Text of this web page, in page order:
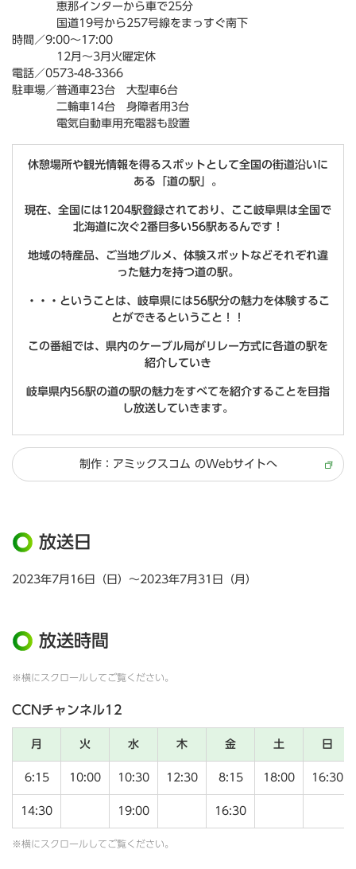
恵那インターから車で25分
国道19号から257号線をまっすぐ南下
時間／9:00～17:00
12月～3月火曜定休
電話／0573-48-3366
駐車場／普通車23台 大型車6台
二輪車14台 身障者用3台
電気自動車用充電器も設置
休憩場所や観光情報を得るスポットとして全国の街道沿いに
ある「道の駅」。
現在、全国には1204駅登録されており、ここ岐阜県は全国で
北海道に次ぐ2番目多い56駅あるんです！
地域の特産品、ご当地グルメ、体験スポットなどそれぞれ違
った魅力を持つ道の駅。
・・・ということは、岐阜県には56駅分の魅力を体験するこ
とができるということ！！
この番組では、県内のケーブル局がリレー方式に各道の駅を
紹介していき
岐阜県内56駅の道の駅の魅力をすべてを紹介することを目指
し放送していきます。
制作：アミックスコム のWebサイトへ
放送日
2023年7月16日（日）～2023年7月31日（月）
放送時間
※横にスクロールしてご覧ください。
CCNチャンネル12
月 火 水 木 金 土 日
6:15 10:00 10:30 12:30 8:15 18:00 16:30
14:30 19:00 16:30
※横にスクロールしてご覧ください。